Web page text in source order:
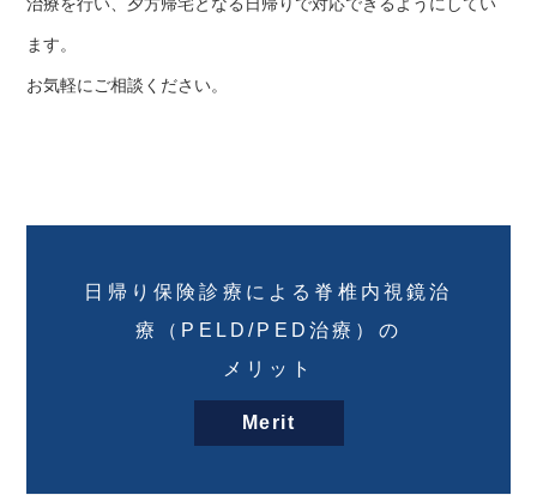
ます。
お気軽にご相談ください。
日帰り保険診療による脊椎内視鏡治
療（PELD/PED治療）の
メリット
Merit